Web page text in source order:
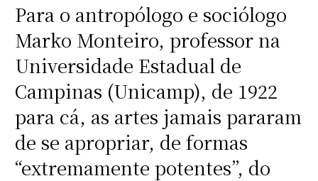
Para o antropólogo e sociólogo
Marko Monteiro, professor na
Universidade Estadual de
Campinas (Unicamp), de 1922
para cá, as artes jamais pararam
de se apropriar, de formas
“extremamente potentes”, do